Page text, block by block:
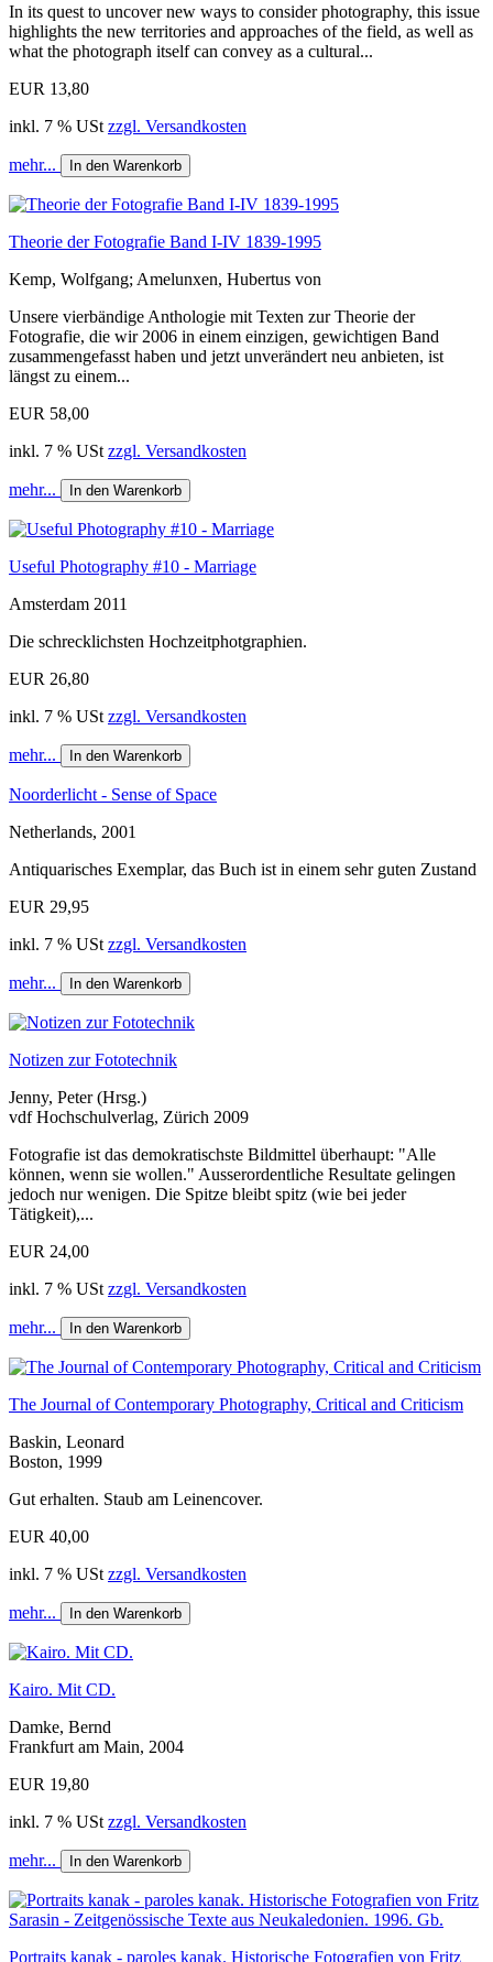
In its quest to uncover new ways to consider photography, this issue
highlights the new territories and approaches of the field, as well as
what the photograph itself can convey as a cultural...
EUR 13,80
inkl. 7 % USt zzgl. Versandkosten
mehr... In den Warenkorb
Theorie der Fotografie Band I-IV 1839-1995
Kemp, Wolfgang; Amelunxen, Hubertus von
Unsere vierbändige Anthologie mit Texten zur Theorie der
Fotografie, die wir 2006 in einem einzigen, gewichtigen Band
zusammengefasst haben und jetzt unverändert neu anbieten, ist
längst zu einem...
EUR 58,00
inkl. 7 % USt zzgl. Versandkosten
mehr... In den Warenkorb
Useful Photography #10 - Marriage
Amsterdam 2011
Die schrecklichsten Hochzeitphotgraphien.
EUR 26,80
inkl. 7 % USt zzgl. Versandkosten
mehr... In den Warenkorb
Noorderlicht - Sense of Space
Netherlands, 2001
Antiquarisches Exemplar, das Buch ist in einem sehr guten Zustand
EUR 29,95
inkl. 7 % USt zzgl. Versandkosten
mehr... In den Warenkorb
Notizen zur Fototechnik
Jenny, Peter (Hrsg.)
vdf Hochschulverlag, Zürich 2009
Fotografie ist das demokratischste Bildmittel überhaupt: "Alle
können, wenn sie wollen." Ausserordentliche Resultate gelingen
jedoch nur wenigen. Die Spitze bleibt spitz (wie bei jeder
Tätigkeit),...
EUR 24,00
inkl. 7 % USt zzgl. Versandkosten
mehr... In den Warenkorb
The Journal of Contemporary Photography, Critical and Criticism
Baskin, Leonard
Boston, 1999
Gut erhalten. Staub am Leinencover.
EUR 40,00
inkl. 7 % USt zzgl. Versandkosten
mehr... In den Warenkorb
Kairo. Mit CD.
Damke, Bernd
Frankfurt am Main, 2004
EUR 19,80
inkl. 7 % USt zzgl. Versandkosten
mehr... In den Warenkorb
Portraits kanak - paroles kanak. Historische Fotografien von Fritz